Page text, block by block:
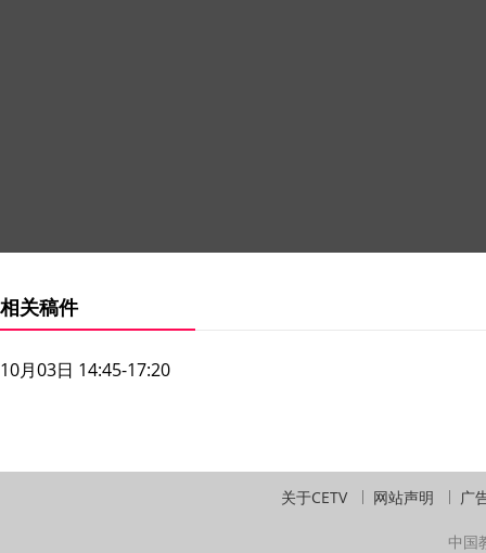
相关稿件
10月03日 14:45-17:20
关于CETV 网站声明 广
中国